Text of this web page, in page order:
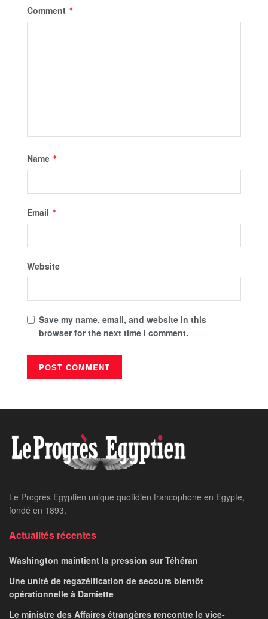
Comment *
Name *
Email *
Website
Save my name, email, and website in this
browser for the next time I comment.
Le Progrès Egyptien unique quotidien francophone en Egypte,
fondé en 1893.
Actualités récentes
Washington maintient la pression sur Téhéran
Une unité de regazéification de secours bientôt
opérationnelle à Damiette
Le ministre des Affaires étrangères rencontre le vice-